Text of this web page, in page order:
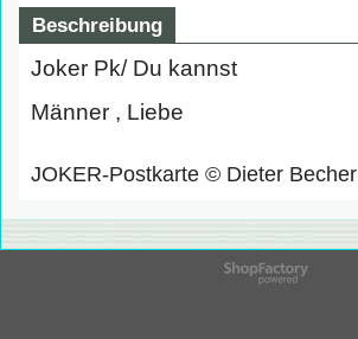
Beschreibung
Joker Pk/ Du kannst
Männer , Liebe
JOKER-Postkarte © Dieter Becher
WebShop erstellt mit
ShopFactory Shop